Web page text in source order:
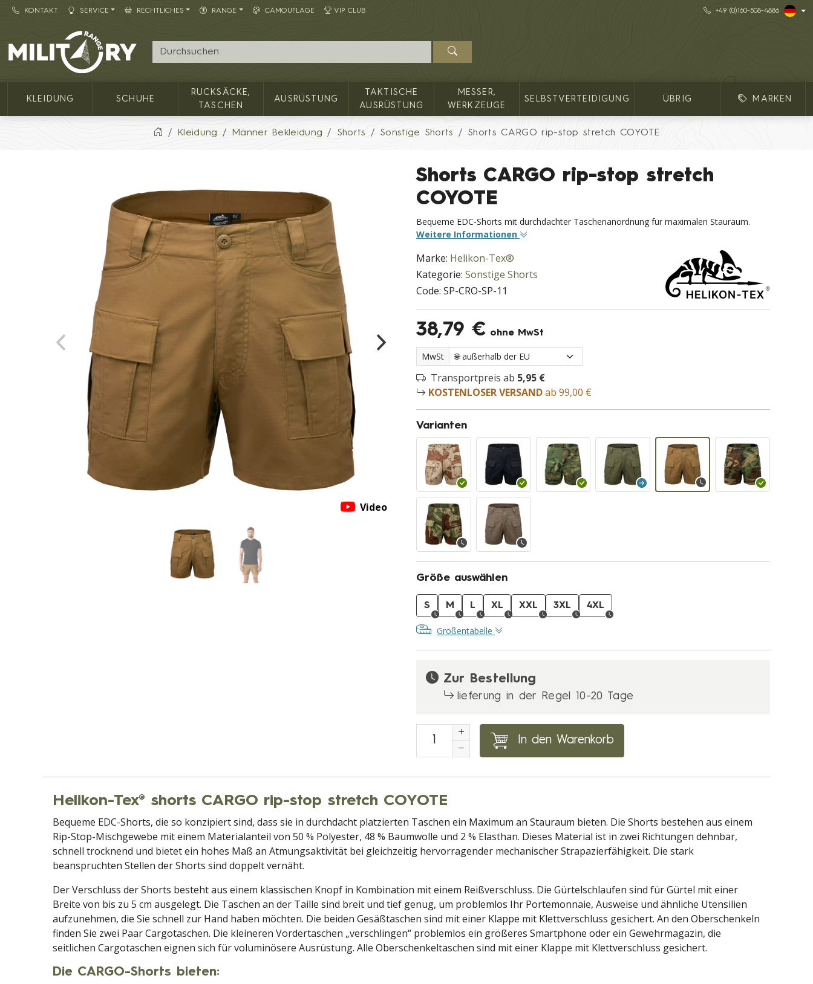
KONTAKT SERVICE RECHTLICHES RANGE CAMOUFLAGE VIP CLUB +49 (0)160-508-4886
Army shop MILITARY RANGE
KLEIDUNG SCHUHE
RUCKSÄCKE,
TASCHEN
AUSRÜSTUNG
TAKTISCHE
AUSRÜSTUNG
MESSER,
WERKZEUGE
SELBSTVERTEIDIGUNG ÜBRIG MARKEN
Kleidung Männer Bekleidung Shorts Sonstige Shorts Shorts CARGO rip-stop stretch COYOTE
Shorts CARGO rip-stop stretch
COYOTE
Bequeme EDC-Shorts mit durchdachter Taschenanordnung für maximalen Stauraum.
Weitere Informationen
Marke: Helikon-Tex®
Kategorie: Sonstige Shorts
Code: SP-CRO-SP-11
38,79 € ohne MwSt
MwSt
Transportpreis ab 5,95 €
KOSTENLOSER VERSANDab 99,00 €
Varianten
Größe auswählen
S M L XL XXL 3XL 4XL
Größentabelle
Zur Bestellung
lieferung in der Regel 10-20 Tage
In den Warenkorb
Video
Helikon-Tex® shorts CARGO rip-stop stretch COYOTE
Bequeme EDC-Shorts, die so konzipiert sind, dass sie in durchdacht platzierten Taschen ein Maximum an Stauraum bieten. Die Shorts bestehen aus einem
Rip-Stop-Mischgewebe mit einem Materialanteil von 50 % Polyester, 48 % Baumwolle und 2 % Elasthan. Dieses Material ist in zwei Richtungen dehnbar,
schnell trocknend und bietet ein hohes Maß an Atmungsaktivität bei gleichzeitig hervorragender mechanischer Strapazierfähigkeit. Die stark
beanspruchten Stellen der Shorts sind doppelt vernäht.
Der Verschluss der Shorts besteht aus einem klassischen Knopf in Kombination mit einem Reißverschluss. Die Gürtelschlaufen sind für Gürtel mit einer
Breite von bis zu 5 cm ausgelegt. Die Taschen an der Taille sind breit und tief genug, um problemlos Ihr Portemonnaie, Ausweise und ähnliche Utensilien
aufzunehmen, die Sie schnell zur Hand haben möchten. Die beiden Gesäßtaschen sind mit einer Klappe mit Klettverschluss gesichert. An den Oberschenkeln
finden Sie zwei Paar Cargotaschen. Die kleineren Vordertaschen „verschlingen“ problemlos ein größeres Smartphone oder ein Gewehrmagazin, die
seitlichen Cargotaschen eignen sich für voluminösere Ausrüstung. Alle Oberschenkeltaschen sind mit einer Klappe mit Klettverschluss gesichert.
Die CARGO-Shorts bieten: